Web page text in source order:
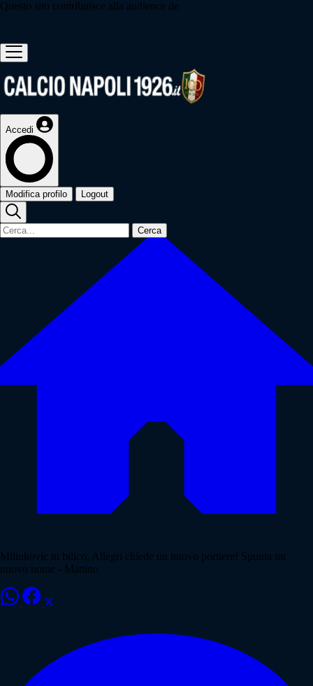
Questo sito contribuisce alla audience de
Accedi
Modifica profilo Logout
Cerca
Milinkovic in bilico, Allegri chiede un nuovo portiere! Spunta un
nuovo nome - Mattino